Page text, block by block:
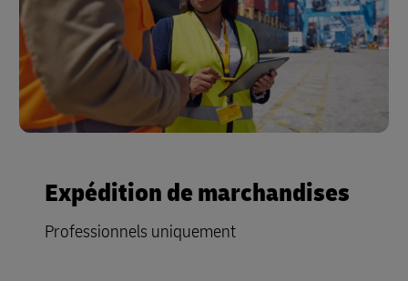
Expédition de marchandises
Professionnels uniquement